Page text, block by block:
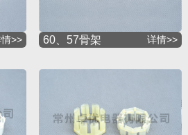
>> 60、57骨架 详情>>